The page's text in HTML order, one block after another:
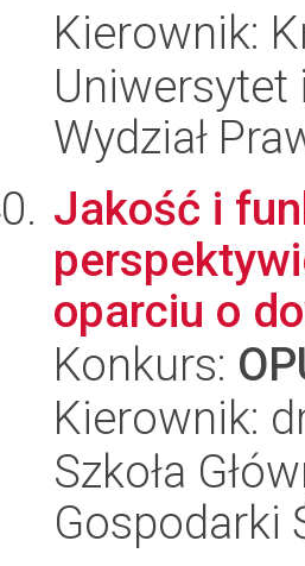
Kierownik:
Uniwersytet
Wydział
Jakość i
oparciu o
Konkurs:
Kierownik:
Szkoła
Gospodarki